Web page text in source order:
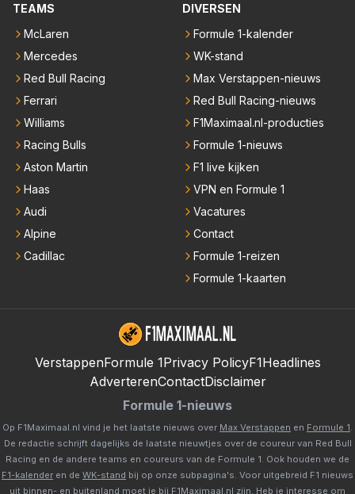
TEAMS
McLaren
Mercedes
Red Bull Racing
Ferrari
Williams
Racing Bulls
Aston Martin
Haas
Audi
Alpine
Cadillac
DIVERSEN
Formule 1-kalender
WK-stand
Max Verstappen-nieuws
Red Bull Racing-nieuws
F1Maximaal.nl-producties
Formule 1-nieuws
F1 live kijken
VPN en Formule 1
Vacatures
Contact
Formule 1-reizen
Formule 1-kaarten
VerstappenFormule 1Privacy PolicyF1Headlines
AdverterenContactDisclaimer
Formule 1-nieuws
Op F1Maximaal.nl vind je het laatste nieuws over Max Verstappen en Formule 1
De redactie schrijft dagelijks de laatste nieuwtjes over de coureur van Red Bull
Racing en de andere teams en coureurs van de Formule 1. Ook houden we de
F1-kalender en de WK-stand bij op onze subpagina's. Voor uitgebreid F1 nieuws
uit binnen- en buitenland moet je bij F1Maximaal.nl zijn. Heb je interesse om